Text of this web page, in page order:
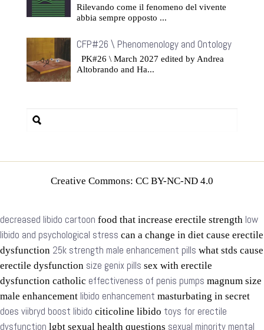
Rilevando come il fenomeno del vivente
abbia sempre opposto ...
CFP#26 \ Phenomenology and Ontology
PK#26 \ March 2027 edited by Andrea
Altobrando and Ha...
Creative Commons: CC BY-NC-ND 4.0
decreased libido cartoon food that increase erectile strength low
libido and psychological stress can a change in diet cause erectile
dysfunction 25k strength male enhancement pills what stds cause
erectile dysfunction size genix pills sex with erectile
dysfunction catholic effectiveness of penis pumps magnum size
male enhancement libido enhancement masturbating in secret
does viibryd boost libido citicoline libido toys for erectile
dysfunction lgbt sexual health questions sexual minority mental